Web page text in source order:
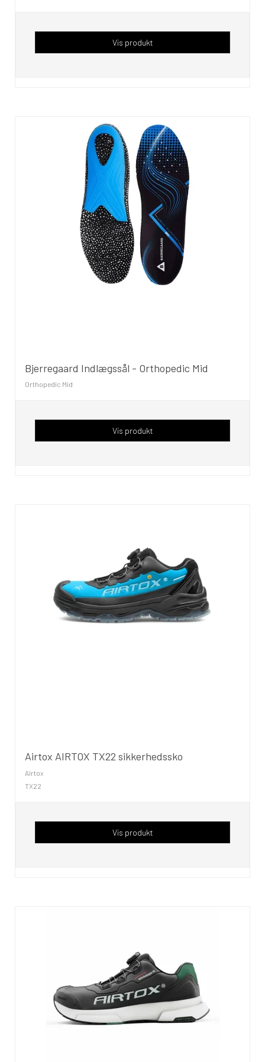
Vis produkt
Bjerregaard Indlægssål - Orthopedic Mid
Orthopedic Mid
Vis produkt
Airtox AIRTOX TX22 sikkerhedssko
Airtox
TX22
Vis produkt